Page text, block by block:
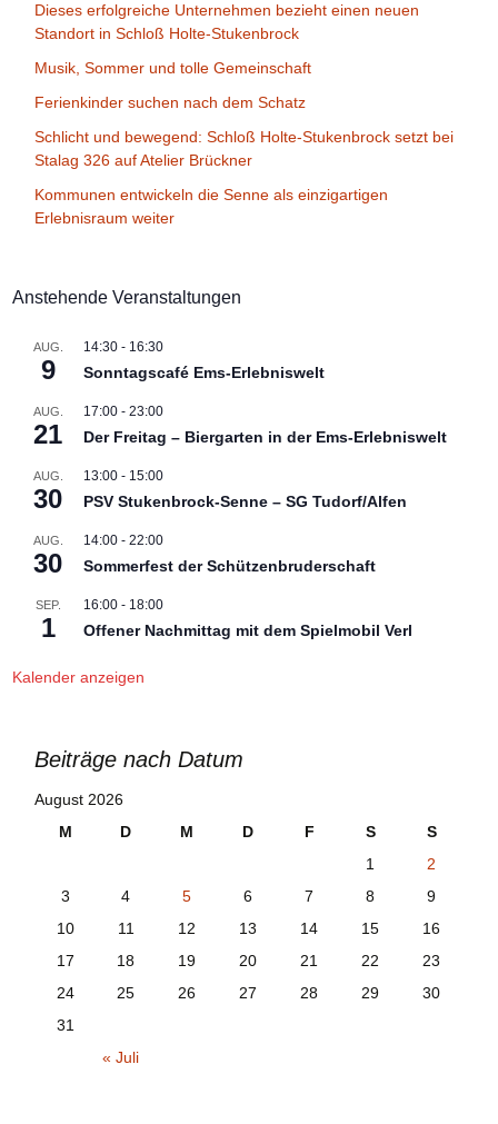
Dieses erfolgreiche Unternehmen bezieht einen neuen
Standort in Schloß Holte-Stukenbrock
Musik, Sommer und tolle Gemeinschaft
Ferienkinder suchen nach dem Schatz
Schlicht und bewegend: Schloß Holte-Stukenbrock setzt bei
Stalag 326 auf Atelier Brückner
Kommunen entwickeln die Senne als einzigartigen
Erlebnisraum weiter
Anstehende Veranstaltungen
AUG.
9
14:30 - 16:30
Sonntagscafé Ems-Erlebniswelt
AUG.
21
17:00 -23:00
Der Freitag – Biergarten in der Ems-Erlebniswelt
AUG.
30
13:00 - 15:00
PSV Stukenbrock-Senne – SG Tudorf/Alfen
AUG.
30
14:00 -22:00
Sommerfest der Schützenbruderschaft
SEP.
1
16:00 - 18:00
Offener Nachmittag mit dem Spielmobil Verl
Kalender anzeigen
Beiträge nach Datum
August 2026
M
D M D F S
S
1
2
3
4 5 6 7 8
9
10
11 12 13 14 15
16
17
18 19 20 21 22
23
24
25 26 27 28 29
30
31
« Juli